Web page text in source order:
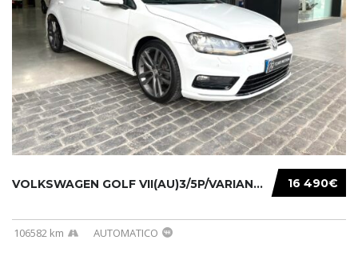
16 490€
VOLKSWAGEN GOLF VII(AU)3/5P/VARIANT(12-16 20...
106582 km AUTOMATICO